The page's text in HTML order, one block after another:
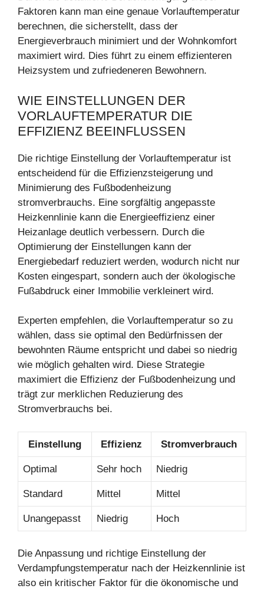
Faktoren kann man eine genaue Vorlauftemperatur
berechnen, die sicherstellt, dass der
Energieverbrauch minimiert und der Wohnkomfort
maximiert wird. Dies führt zu einem effizienteren
Heizsystem und zufriedeneren Bewohnern.
WIE EINSTELLUNGEN DER
VORLAUFTEMPERATUR DIE
EFFIZIENZ BEEINFLUSSEN
Die richtige Einstellung der Vorlauftemperatur ist
entscheidend für die Effizienzsteigerung und
Minimierung des Fußbodenheizung
stromverbrauchs. Eine sorgfältig angepasste
Heizkennlinie kann die Energieeffizienz einer
Heizanlage deutlich verbessern. Durch die
Optimierung der Einstellungen kann der
Energiebedarf reduziert werden, wodurch nicht nur
Kosten eingespart, sondern auch der ökologische
Fußabdruck einer Immobilie verkleinert wird.
Experten empfehlen, die Vorlauftemperatur so zu
wählen, dass sie optimal den Bedürfnissen der
bewohnten Räume entspricht und dabei so niedrig
wie möglich gehalten wird. Diese Strategie
maximiert die Effizienz der Fußbodenheizung und
trägt zur merklichen Reduzierung des
Stromverbrauchs bei.
Einstellung Effizienz Stromverbrauch
Optimal Sehr hoch Niedrig
Standard Mittel Mittel
Unangepasst Niedrig Hoch
Die Anpassung und richtige Einstellung der
Verdampfungstemperatur nach der Heizkennlinie ist
also ein kritischer Faktor für die ökonomische und